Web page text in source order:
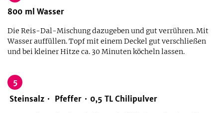
800 ml Wasser
Die Reis-Dal-Mischung dazugeben und gut verrühren. Mit
Wasser auffüllen. Topf mit einem Deckel gut verschließen
und bei kleiner Hitze ca. 30 Minuten köcheln lassen.
5
Steinsalz
Pfeffer 0,5 TL Chilipulver